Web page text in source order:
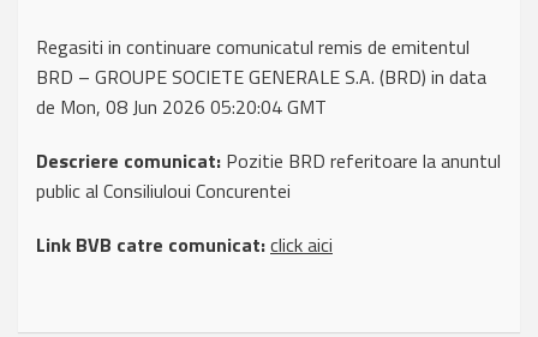
Regasiti in continuare comunicatul remis de emitentul
BRD – GROUPE SOCIETE GENERALE S.A. (BRD) in data
de Mon, 08 Jun 2026 05:20:04 GMT
Descriere comunicat: Pozitie BRD referitoare la anuntul
public al Consiliuloui Concurentei
Link BVB catre comunicat:click aici